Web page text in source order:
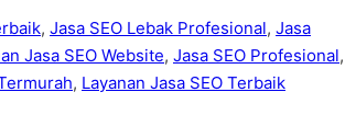
, Jasa SEO Lebak Profesional, Jasa
Jasa SEO Website, Jasa SEO Profesional,
, Layanan Jasa SEO Terbaik